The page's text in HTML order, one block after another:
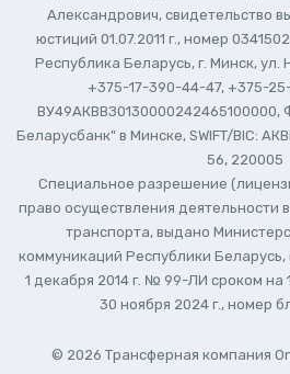
Александрович, свидетельство
юстиций 01.07.2011 г., номер
Республика Беларусь, г. Минск, ул.
+375-17-390-44-47, +375-
Беларусбанк" в Минске, SWIFT/BIC:
56, 220005
Специальное разрешение
право осуществления деятельности
транспорта, выдано
коммуникаций Республики
1 декабря 2014 г. № 99-ЛИ сроком на
30 ноября 2024 г., номер
© 2026 Трансферная компания